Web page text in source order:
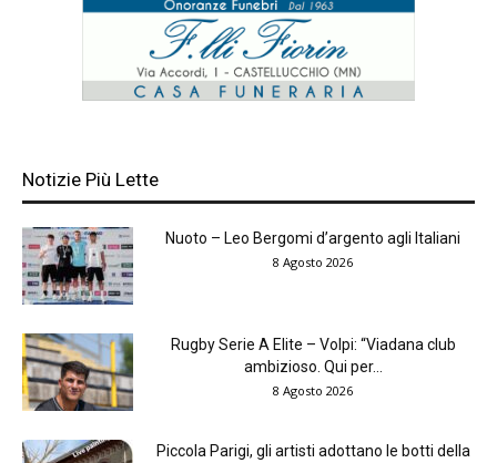
Notizie Più Lette
Nuoto – Leo Bergomi d’argento agli Italiani
8 Agosto 2026
Rugby Serie A Elite – Volpi: “Viadana club
ambizioso. Qui per...
8 Agosto 2026
Piccola Parigi, gli artisti adottano le botti della